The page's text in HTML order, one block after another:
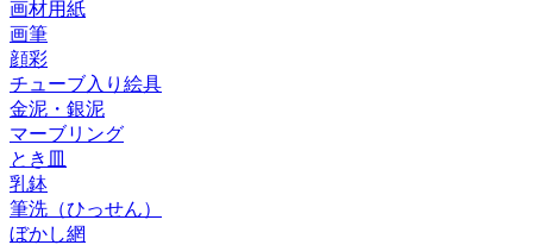
画材用紙
画筆
顔彩
チューブ入り絵具
金泥・銀泥
マーブリング
とき皿
乳鉢
筆洗（ひっせん）
ぼかし網